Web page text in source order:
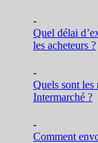
-
Quel délai
les acheteurs ?
-
Quels sont les
Intermarché ?
-
Comment